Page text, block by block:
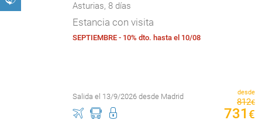
Asturias, 8 días
Estancia con visita
SEPTIEMBRE - 10% dto. hasta el 10/08
Salida el 13/9/2026 desde Madrid desde
812€
731 €